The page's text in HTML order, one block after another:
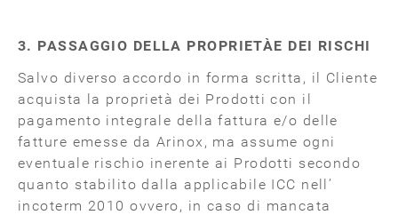
3. PASSAGGIO DELLA PROPRIETÀE DEI RISCHI
Salvo diverso accordo in forma scritta, il Cliente
acquista la proprietà dei Prodotti con il
pagamento integrale della fattura e/o delle
fatture emesse da Arinox, ma assume ogni
eventuale rischio inerente ai Prodotti secondo
quanto stabilito dalla applicabile ICC nell’
incoterm 2010 ovvero, in caso di mancata